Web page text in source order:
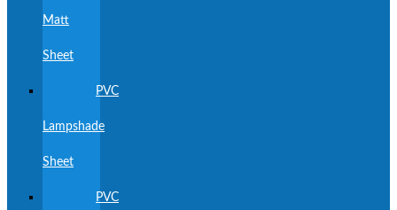
Matt
Sheet
PVC
Lampshade
Sheet
PVC